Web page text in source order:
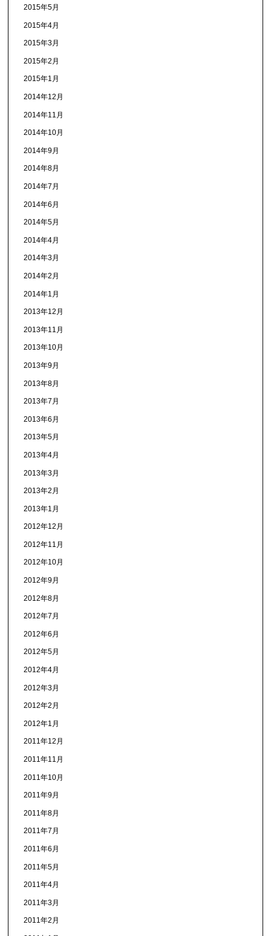
2015年5月
2015年4月
2015年3月
2015年2月
2015年1月
2014年12月
2014年11月
2014年10月
2014年9月
2014年8月
2014年7月
2014年6月
2014年5月
2014年4月
2014年3月
2014年2月
2014年1月
2013年12月
2013年11月
2013年10月
2013年9月
2013年8月
2013年7月
2013年6月
2013年5月
2013年4月
2013年3月
2013年2月
2013年1月
2012年12月
2012年11月
2012年10月
2012年9月
2012年8月
2012年7月
2012年6月
2012年5月
2012年4月
2012年3月
2012年2月
2012年1月
2011年12月
2011年11月
2011年10月
2011年9月
2011年8月
2011年7月
2011年6月
2011年5月
2011年4月
2011年3月
2011年2月